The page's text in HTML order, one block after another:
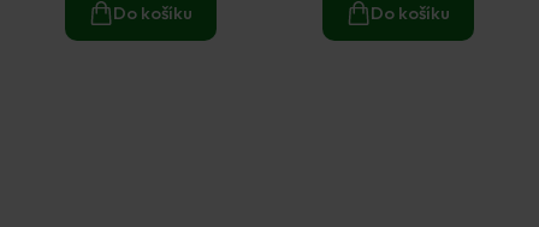
Do košíku Do košíku